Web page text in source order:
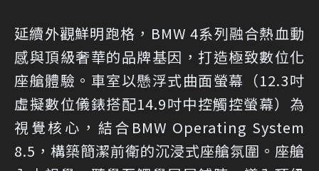
延續外觀鮮明跑格，BMW 4系列融合熱血動
感與頂級奢華的品牌基因，打造極致數位化
座艙體驗。車室以懸浮式曲面螢幕（12.3吋
虛擬數位儀錶搭配14.9吋中控觸控螢幕）為
視覺核心，結合BMW Operating System
8.5，構築簡潔前衛的沉浸式座艙氛圍。座艙